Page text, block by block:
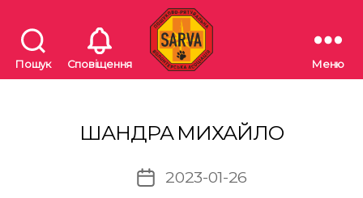
Пошук Сповіщення
"SARVA"
волонтерська
асоціація
Меню
ШАНДРА МИХАЙЛО
Дата2023-01-26